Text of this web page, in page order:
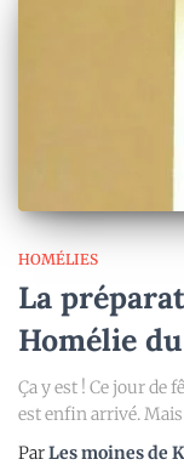
HOMÉLIES
La
Homélie
Ça y est ! Ce jour de
est enfin arrivé.
ParLes moines de